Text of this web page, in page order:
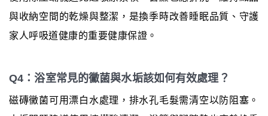
與收納空間的乾燥與整潔，是換季時改善睡眠品質、守護
家人呼吸道健康的重要健康保證。
Q4：浴室常見的黴菌與水垢該如何有效處理？
磁磚黴菌可用漂白水處理，排水孔毛髮需清空以防阻塞。